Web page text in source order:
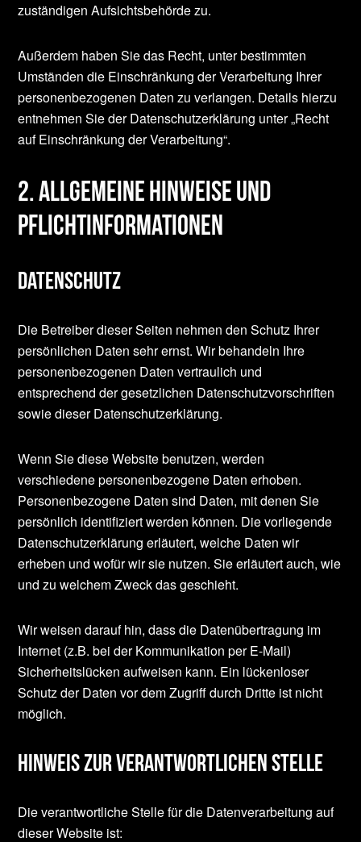
zuständigen Aufsichtsbehörde zu.
Außerdem haben Sie das Recht, unter bestimmten
Umständen die Einschränkung der Verarbeitung Ihrer
personenbezogenen Daten zu verlangen. Details hierzu
entnehmen Sie der Datenschutzerklärung unter „Recht
auf Einschränkung der Verarbeitung“.
2. Allgemeine Hinweise und
Pflichtinformationen
Datenschutz
Die Betreiber dieser Seiten nehmen den Schutz Ihrer
persönlichen Daten sehr ernst. Wir behandeln Ihre
personenbezogenen Daten vertraulich und
entsprechend der gesetzlichen Datenschutzvorschriften
sowie dieser Datenschutzerklärung.
Wenn Sie diese Website benutzen, werden
verschiedene personenbezogene Daten erhoben.
Personenbezogene Daten sind Daten, mit denen Sie
persönlich identifiziert werden können. Die vorliegende
Datenschutzerklärung erläutert, welche Daten wir
erheben und wofür wir sie nutzen. Sie erläutert auch, wie
und zu welchem Zweck das geschieht.
Wir weisen darauf hin, dass die Datenübertragung im
Internet (z.B. bei der Kommunikation per E-Mail)
Sicherheitslücken aufweisen kann. Ein lückenloser
Schutz der Daten vor dem Zugriff durch Dritte ist nicht
möglich.
Hinweis zur verantwortlichen Stelle
Die verantwortliche Stelle für die Datenverarbeitung auf
dieser Website ist: